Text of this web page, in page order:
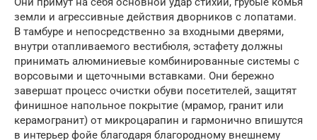
земли и агрессивные действия дворников с лопатами.
В тамбуре и непосредственно за входными дверями,
внутри отапливаемого вестибюля, эстафету должны
принимать алюминиевые комбинированные системы с
ворсовыми и щеточными вставками. Они бережно
завершат процесс очистки обуви посетителей, защитят
финишное напольное покрытие (мрамор, гранит или
керамогранит) от микроцарапин и гармонично впишутся
в интерьер фойе благодаря благородному внешнему